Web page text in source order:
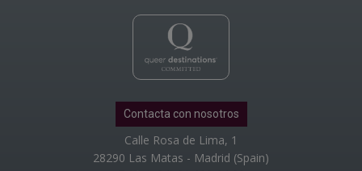
Contacta con nosotros
Calle Rosa de Lima, 1
28290 Las Matas - Madrid (Spain)